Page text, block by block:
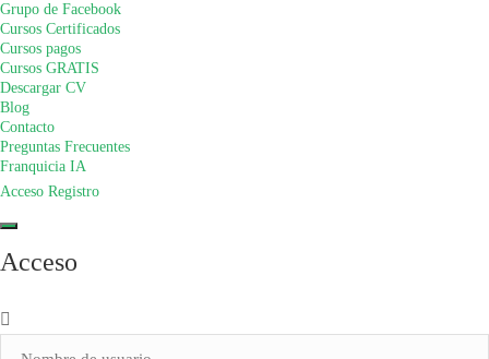
Grupo de Facebook
Cursos Certificados
Cursos pagos
Cursos GRATIS
Descargar CV
Blog
Contacto
Preguntas Frecuentes
Franquicia IA
Acceso Registro
Acceso